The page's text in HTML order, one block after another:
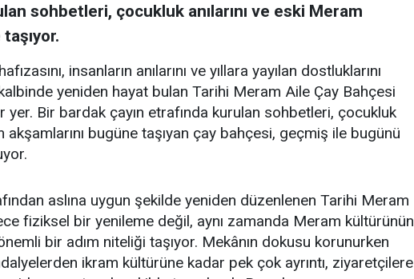
sohbetleri, çocukluk anılarını ve eski Meram
insanların anılarını ve yıllara yayılan dostluklarını
yeniden hayat bulan Tarihi Meram Aile Çay Bahçesi
Bir bardak çayın etrafında kurulan sohbetleri, çocukluk
akşamlarını bugüne taşıyan çay bahçesi, geçmiş ile bugünü
aslına uygun şekilde yeniden düzenlenen Tarihi Meram
fiziksel bir yenileme değil, aynı zamanda Meram kültürünün
bir adım niteliği taşıyor. Mekânın dokusu korunurken
ikram kültürüne kadar pek çok ayrıntı, ziyaretçilere